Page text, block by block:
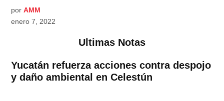
por AMM
enero 7, 2022
Ultimas Notas
Yucatán refuerza acciones contra despojo
y daño ambiental en Celestún